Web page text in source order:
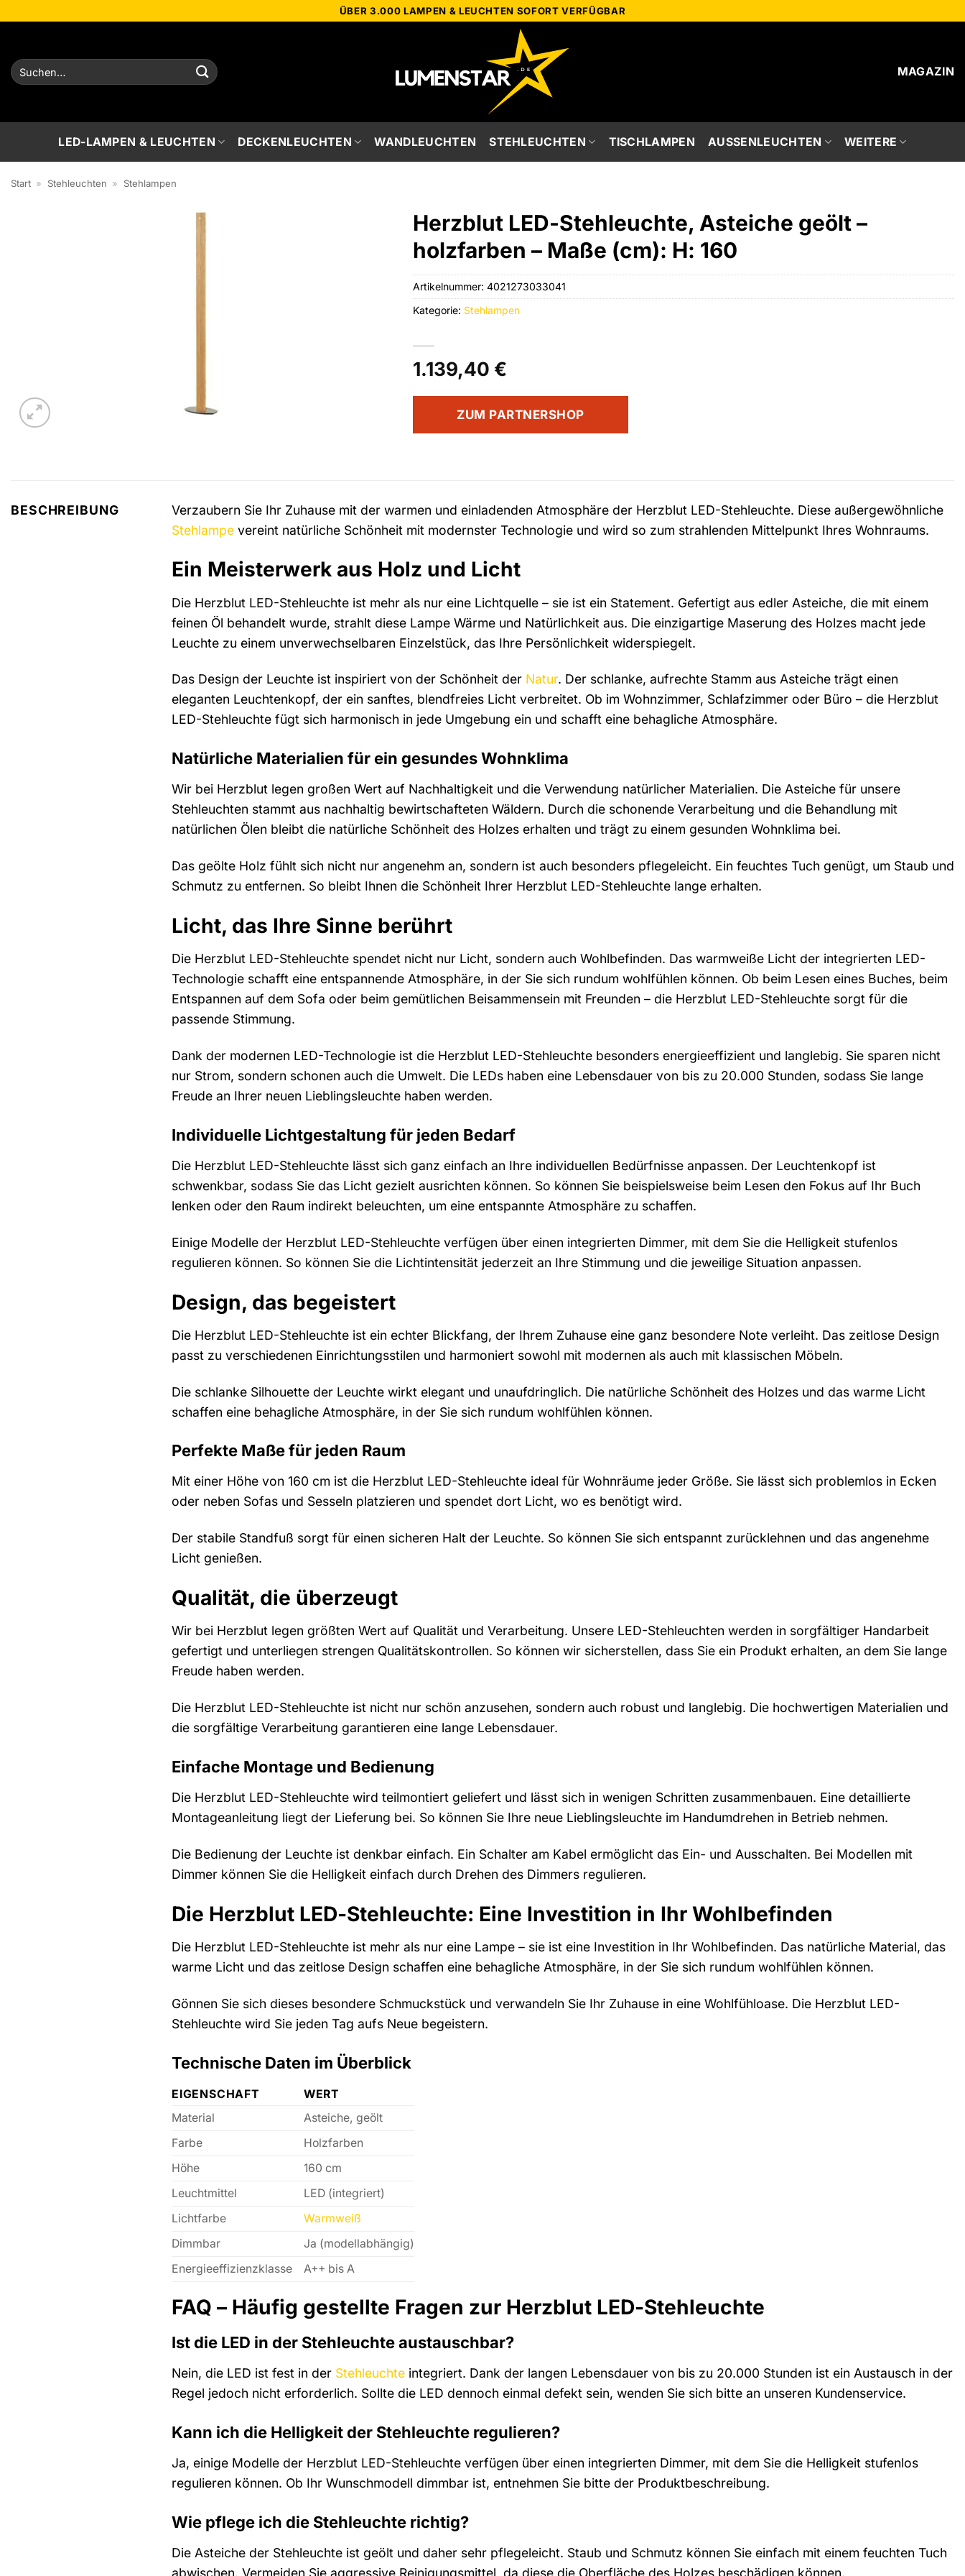
ÜBER 3.000 LAMPEN & LEUCHTEN SOFORT VERFÜGBAR
Suchen
nach:
MAGAZIN
LED-LAMPEN & LEUCHTEN DECKENLEUCHTEN WANDLEUCHTEN STEHLEUCHTEN TISCHLAMPEN AUSSENLEUCHTEN WEITERE
Start » Stehleuchten » Stehlampen
Herzblut LED-Stehleuchte, Asteiche geölt –
holzfarben – Maße (cm): H: 160
1.139,40 €
ZUM PARTNERSHOP
Artikelnummer: 4021273033041
Kategorie: Stehlampen
BESCHREIBUNG
Verzaubern Sie Ihr Zuhause mit der warmen und einladenden Atmosphäre der Herzblut LED-Stehleuchte. Diese außergewöhnliche
Stehlampe vereint natürliche Schönheit mit modernster Technologie und wird so zum strahlenden Mittelpunkt Ihres Wohnraums.
Ein Meisterwerk aus Holz und Licht
Die Herzblut LED-Stehleuchte ist mehr als nur eine Lichtquelle – sie ist ein Statement. Gefertigt aus edler Asteiche, die mit einem
feinen Öl behandelt wurde, strahlt diese Lampe Wärme und Natürlichkeit aus. Die einzigartige Maserung des Holzes macht jede
Leuchte zu einem unverwechselbaren Einzelstück, das Ihre Persönlichkeit widerspiegelt.
Das Design der Leuchte ist inspiriert von der Schönheit der Natur. Der schlanke, aufrechte Stamm aus Asteiche trägt einen
eleganten Leuchtenkopf, der ein sanftes, blendfreies Licht verbreitet. Ob im Wohnzimmer, Schlafzimmer oder Büro – die Herzblut
LED-Stehleuchte fügt sich harmonisch in jede Umgebung ein und schafft eine behagliche Atmosphäre.
Natürliche Materialien für ein gesundes Wohnklima
Wir bei Herzblut legen großen Wert auf Nachhaltigkeit und die Verwendung natürlicher Materialien. Die Asteiche für unsere
Stehleuchten stammt aus nachhaltig bewirtschafteten Wäldern. Durch die schonende Verarbeitung und die Behandlung mit
natürlichen Ölen bleibt die natürliche Schönheit des Holzes erhalten und trägt zu einem gesunden Wohnklima bei.
Das geölte Holz fühlt sich nicht nur angenehm an, sondern ist auch besonders pflegeleicht. Ein feuchtes Tuch genügt, um Staub und
Schmutz zu entfernen. So bleibt Ihnen die Schönheit Ihrer Herzblut LED-Stehleuchte lange erhalten.
Licht, das Ihre Sinne berührt
Die Herzblut LED-Stehleuchte spendet nicht nur Licht, sondern auch Wohlbefinden. Das warmweiße Licht der integrierten LED-
Technologie schafft eine entspannende Atmosphäre, in der Sie sich rundum wohlfühlen können. Ob beim Lesen eines Buches, beim
Entspannen auf dem Sofa oder beim gemütlichen Beisammensein mit Freunden – die Herzblut LED-Stehleuchte sorgt für die
passende Stimmung.
Dank der modernen LED-Technologie ist die Herzblut LED-Stehleuchte besonders energieeffizient und langlebig. Sie sparen nicht
nur Strom, sondern schonen auch die Umwelt. Die LEDs haben eine Lebensdauer von bis zu 20.000 Stunden, sodass Sie lange
Freude an Ihrer neuen Lieblingsleuchte haben werden.
Individuelle Lichtgestaltung für jeden Bedarf
Die Herzblut LED-Stehleuchte lässt sich ganz einfach an Ihre individuellen Bedürfnisse anpassen. Der Leuchtenkopf ist
schwenkbar, sodass Sie das Licht gezielt ausrichten können. So können Sie beispielsweise beim Lesen den Fokus auf Ihr Buch
lenken oder den Raum indirekt beleuchten, um eine entspannte Atmosphäre zu schaffen.
Einige Modelle der Herzblut LED-Stehleuchte verfügen über einen integrierten Dimmer, mit dem Sie die Helligkeit stufenlos
regulieren können. So können Sie die Lichtintensität jederzeit an Ihre Stimmung und die jeweilige Situation anpassen.
Design, das begeistert
Die Herzblut LED-Stehleuchte ist ein echter Blickfang, der Ihrem Zuhause eine ganz besondere Note verleiht. Das zeitlose Design
passt zu verschiedenen Einrichtungsstilen und harmoniert sowohl mit modernen als auch mit klassischen Möbeln.
Die schlanke Silhouette der Leuchte wirkt elegant und unaufdringlich. Die natürliche Schönheit des Holzes und das warme Licht
schaffen eine behagliche Atmosphäre, in der Sie sich rundum wohlfühlen können.
Perfekte Maße für jeden Raum
Mit einer Höhe von 160 cm ist die Herzblut LED-Stehleuchte ideal für Wohnräume jeder Größe. Sie lässt sich problemlos in Ecken
oder neben Sofas und Sesseln platzieren und spendet dort Licht, wo es benötigt wird.
Der stabile Standfuß sorgt für einen sicheren Halt der Leuchte. So können Sie sich entspannt zurücklehnen und das angenehme
Licht genießen.
Qualität, die überzeugt
Wir bei Herzblut legen größten Wert auf Qualität und Verarbeitung. Unsere LED-Stehleuchten werden in sorgfältiger Handarbeit
gefertigt und unterliegen strengen Qualitätskontrollen. So können wir sicherstellen, dass Sie ein Produkt erhalten, an dem Sie lange
Freude haben werden.
Die Herzblut LED-Stehleuchte ist nicht nur schön anzusehen, sondern auch robust und langlebig. Die hochwertigen Materialien und
die sorgfältige Verarbeitung garantieren eine lange Lebensdauer.
Einfache Montage und Bedienung
Die Herzblut LED-Stehleuchte wird teilmontiert geliefert und lässt sich in wenigen Schritten zusammenbauen. Eine detaillierte
Montageanleitung liegt der Lieferung bei. So können Sie Ihre neue Lieblingsleuchte im Handumdrehen in Betrieb nehmen.
Die Bedienung der Leuchte ist denkbar einfach. Ein Schalter am Kabel ermöglicht das Ein- und Ausschalten. Bei Modellen mit
Dimmer können Sie die Helligkeit einfach durch Drehen des Dimmers regulieren.
Die Herzblut LED-Stehleuchte: Eine Investition in Ihr Wohlbefinden
Die Herzblut LED-Stehleuchte ist mehr als nur eine Lampe – sie ist eine Investition in Ihr Wohlbefinden. Das natürliche Material, das
warme Licht und das zeitlose Design schaffen eine behagliche Atmosphäre, in der Sie sich rundum wohlfühlen können.
Gönnen Sie sich dieses besondere Schmuckstück und verwandeln Sie Ihr Zuhause in eine Wohlfühloase. Die Herzblut LED-
Stehleuchte wird Sie jeden Tag aufs Neue begeistern.
Technische Daten im Überblick
EIGENSCHAFT
WERT
Material
Asteiche, geölt
Farbe
Holzfarben
Höhe
160 cm
Leuchtmittel
LED (integriert)
Lichtfarbe
Warmweiß
Dimmbar
Ja (modellabhängig)
Energieeffizienzklasse
A++ bis A
FAQ – Häufig gestellte Fragen zur Herzblut LED-Stehleuchte
Ist die LED in der Stehleuchte austauschbar?
Nein, die LED ist fest in der Stehleuchte integriert. Dank der langen Lebensdauer von bis zu 20.000 Stunden ist ein Austausch in der
Regel jedoch nicht erforderlich. Sollte die LED dennoch einmal defekt sein, wenden Sie sich bitte an unseren Kundenservice.
Kann ich die Helligkeit der Stehleuchte regulieren?
Ja, einige Modelle der Herzblut LED-Stehleuchte verfügen über einen integrierten Dimmer, mit dem Sie die Helligkeit stufenlos
regulieren können. Ob Ihr Wunschmodell dimmbar ist, entnehmen Sie bitte der Produktbeschreibung.
Wie pflege ich die Stehleuchte richtig?
Die Asteiche der Stehleuchte ist geölt und daher sehr pflegeleicht. Staub und Schmutz können Sie einfach mit einem feuchten Tuch
abwischen. Vermeiden Sie aggressive Reinigungsmittel, da diese die Oberfläche des Holzes beschädigen können.